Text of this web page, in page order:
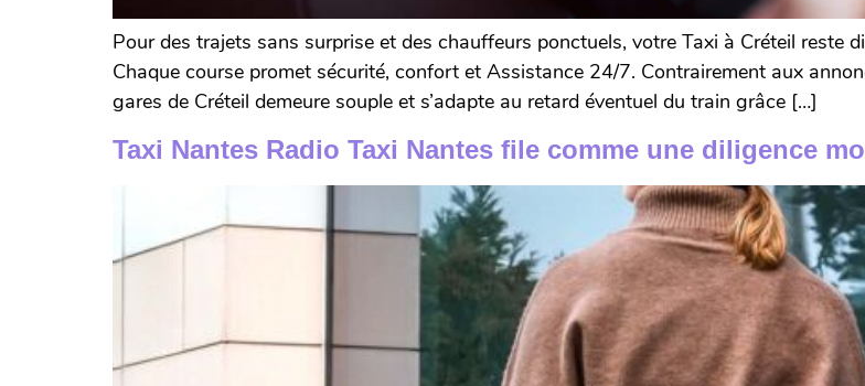
Pour des trajets sans surprise et des chauffeurs ponctuels, votre Taxi à Créteil reste
Chaque course promet sécurité, confort et Assistance 24/7. Contrairement aux
gares de Créteil demeure souple et s’adapte au retard éventuel du train grâce […]
Taxi Nantes Radio Taxi Nantes file comme une diligence